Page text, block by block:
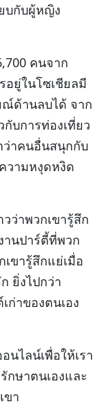
บกับผู้หญิง
คนจาก
อยู่ในโซเชียลมี
ณ์ด้านลบได้ จาก
บการท่องเที่ยว
ว่าคนอื่นสนุกกับ
วามหงุดหงิด
ว่าพวกเขารู้สึก
านปาร์ตี้ที่พวก
เขารู้สึกแย่เมื่อ
ยิ่งไปกว่า
ก่าของตนเอง
นไลน์เพื่อให้เรา
กษาตนเองและ
ขา